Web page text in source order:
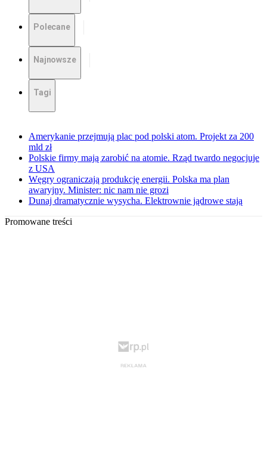
Polecane
Najnowsze
Tagi
Amerykanie przejmują plac pod polski atom. Projekt za 200
mld zł
Polskie firmy mają zarobić na atomie. Rząd twardo negocjuje
z USA
Węgry ograniczają produkcję energii. Polska ma plan
awaryjny. Minister: nic nam nie grozi
Dunaj dramatycznie wysycha. Elektrownie jądrowe stają
Promowane treści